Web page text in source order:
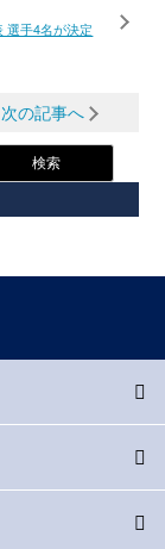
選手4名が決定
次の記事へ